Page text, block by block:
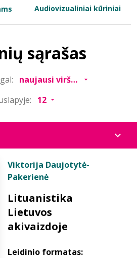
Audiovizualiniai kūriniai
sąrašas
Viktorija Daujotytė-
Pakerienė
Lituanistika
Lietuvos
akivaizdoje
Leidinio formatas: